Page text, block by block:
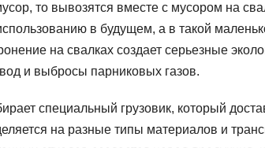
то вывозятся вместе с мусором на
в будущем, а в такой
на свалках создает серьезные
и выбросы парниковых газов.
специальный грузовик, который
на разные типы материалов и